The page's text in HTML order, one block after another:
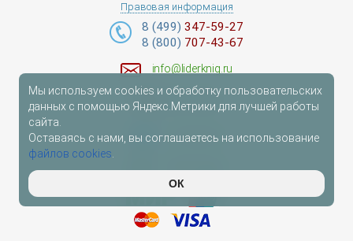
Правовая информация
8 (499) 347-59-27
8 (800) 707-43-67
info@liderknig.ru
Доставка
Telegram
WhatsApp
Мы используем cookies и обработку пользовательских
данных с помощью Яндекс.Метрики для лучшей работы
сайта.
Оставаясь с нами, вы соглашаетесь на использование
файлов cookies
ОК